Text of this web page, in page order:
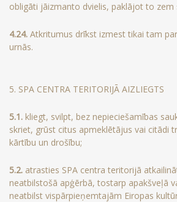
obligāti jāizmanto dvielis, paklājot to zem
4.24. Atkritumus drīkst izmest tikai tam
urnās.
5. SPA CENTRA TERITORIJĀ AIZLIEGTS
5.1. kliegt, svilpt, bez nepieciešamības
skriet, grūst citus apmeklētājus vai citādi
kārtību un drošību;
5.2. atrasties SPA centra teritorijā
neatbilstošā apģērbā, tostarp apakšveļā
neatbilst vispārpieņemtajām Eiropas